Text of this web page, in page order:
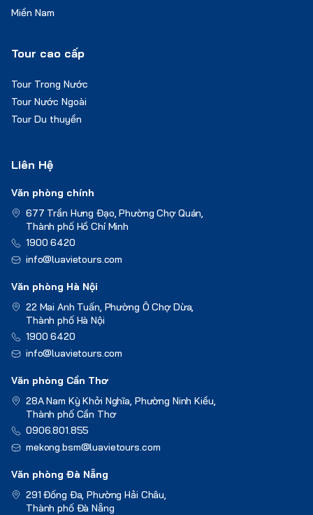
Miền Nam
Tour cao cấp
Tour Trong Nước
Tour Nước Ngoài
Tour Du thuyền
Liên Hệ
Văn phòng chính
677 Trần Hưng Đạo, Phường Chợ Quán,
Thành phố Hồ Chí Minh
1900 6420
info@luavietours.com
Văn phòng Hà Nội
22 Mai Anh Tuấn, Phường Ô Chợ Dừa,
Thành phố Hà Nội
1900 6420
info@luavietours.com
Văn phòng Cần Thơ
28A Nam Kỳ Khởi Nghĩa, Phường Ninh Kiều,
Thành phố Cần Thơ
0906.801.855
mekong.bsm@luavietours.com
Văn phòng Đà Nẵng
291 Đống Đa, Phường Hải Châu,
Thành phố Đà Nẵng